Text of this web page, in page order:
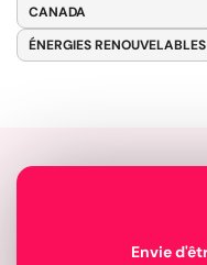
CANADA
ÉNERGIES RENOUVELABLES
Envie